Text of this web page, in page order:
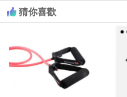
猜你喜歡